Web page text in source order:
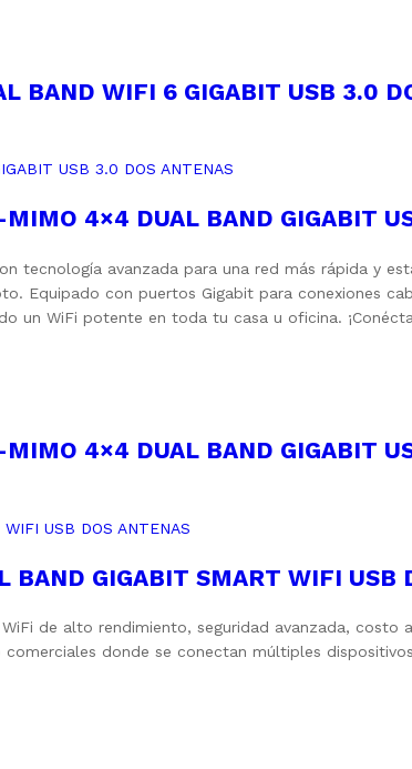
BAND WIFI 6 GIGABIT USB 3.0
4×4 DUAL BAND GIGABIT
tecnología avanzada para una red más rápida y
Equipado con puertos Gigabit para conexiones
un WiFi potente en toda tu casa u oficina.
4×4 DUAL BAND GIGABIT
BAND GIGABIT SMART WIFI USB
de alto rendimiento, seguridad avanzada,
donde se conectan múltiples